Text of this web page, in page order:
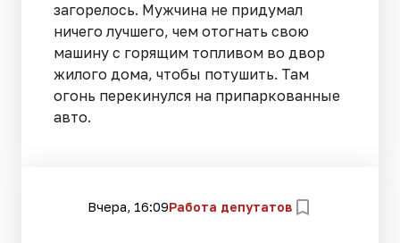
загорелось. Мужчина не придумал
ничего лучшего, чем отогнать свою
машину с горящим топливом во двор
жилого дома, чтобы потушить. Там
огонь перекинулся на припаркованные
авто.
Вчера, 16:09Работа депутатов